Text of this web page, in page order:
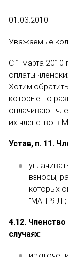
50
01.03.2010
Уважаемые
С 1 марта 2010
оплаты
Хотим
которые по
оплачивают
их членство в
Устав, п. 11.
взносы,
которых
"МАПРЯЛ";
4.12.
случаях:
ИМЯ